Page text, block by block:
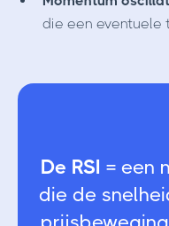
die een eventuele
De RSI = een
die de